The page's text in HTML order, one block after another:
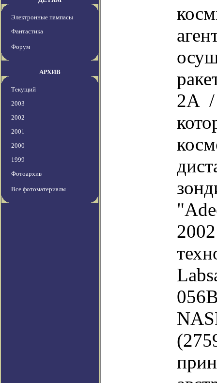
Электронные пампасы
Фантастика
Форум
АРХИВ
Текущий
2003
2002
2001
2000
1999
Фотоархив
Все фотоматериалы
2A